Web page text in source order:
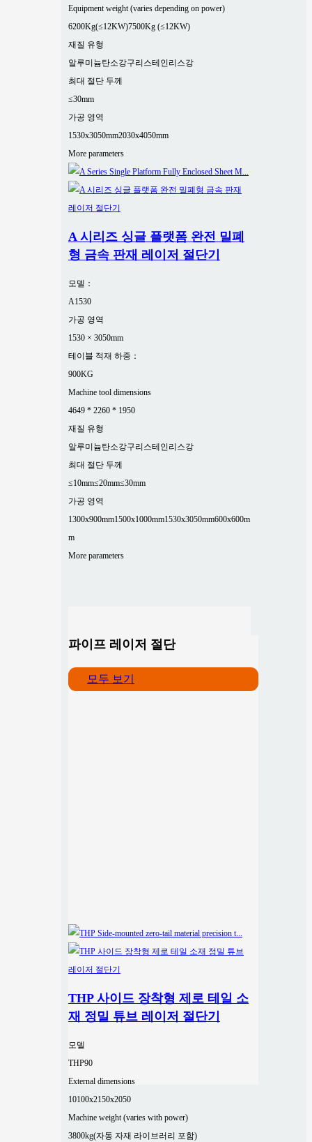
Equipment weight (varies depending on power)
6200Kg(≤12KW)7500Kg (≤12KW)
재질 유형
알루미늄탄소강구리스테인리스강
최대 절단 두께
≤30mm
가공 영역
1530x3050mm2030x4050mm
More parameters
A 시리즈 싱글 플랫폼 완전 밀폐
형 금속 판재 레이저 절단기
모델：
A1530
가공 영역
1530 × 3050mm
테이블 적재 하중：
900KG
Machine tool dimensions
4649 * 2260 * 1950
재질 유형
알루미늄탄소강구리스테인리스강
최대 절단 두께
≤10mm≤20mm≤30mm
가공 영역
1300x900mm1500x1000mm1530x3050mm600x600m
m
More parameters
파이프 레이저 절단
모두 보기
THP 사이드 장착형 제로 테일 소
재 정밀 튜브 레이저 절단기
모델
THP90
External dimensions
10100x2150x2050
Machine weight (varies with power)
3800kg(자동 자재 라이브러리 포함)